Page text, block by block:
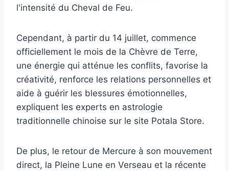
l'intensité du Cheval de Feu.
Cependant, à partir du 14 juillet, commence
officiellement le mois de la Chèvre de Terre,
une énergie qui atténue les conflits, favorise la
créativité, renforce les relations personnelles et
aide à guérir les blessures émotionnelles,
expliquent les experts en astrologie
traditionnelle chinoise sur le site Potala Store.
De plus, le retour de Mercure à son mouvement
direct, la Pleine Lune en Verseau et la récente